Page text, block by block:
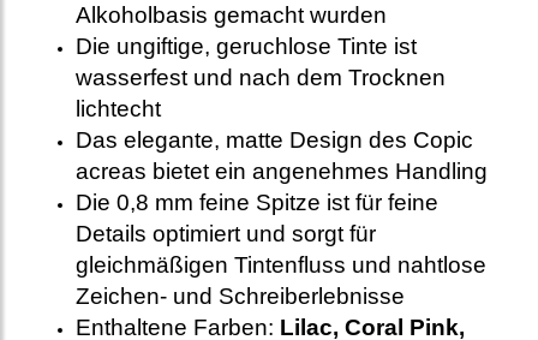
Alkoholbasis gemacht wurden
Die ungiftige, geruchlose Tinte ist
wasserfest und nach dem Trocknen
lichtecht
Das elegante, matte Design des Copic
acreas bietet ein angenehmes Handling
Die 0,8 mm feine Spitze ist für feine
Details optimiert und sorgt für
gleichmäßigen Tintenfluss und nahtlose
Zeichen- und Schreiberlebnisse
Enthaltene Farben: Lilac, Coral Pink,